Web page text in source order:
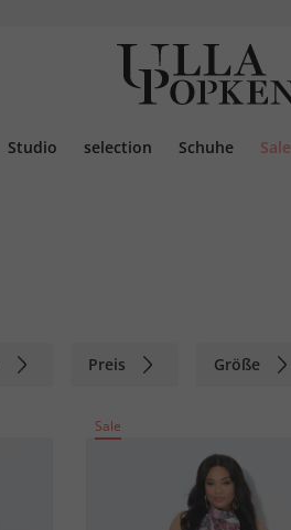
Studio selection Schuhe Sale
Preis Größe
Sale